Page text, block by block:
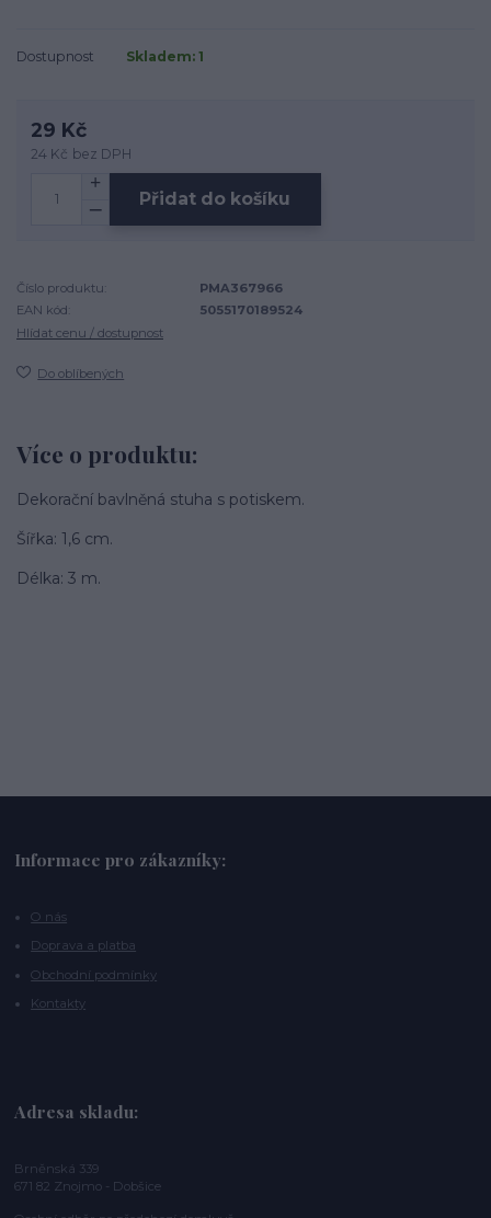
Dostupnost Skladem: 1
29 Kč
24 Kč bez DPH
Přidat do košíku
Číslo produktu:
PMA367966
EAN kód:
5055170189524
Hlídat cenu / dostupnost
Do oblíbených
Více o produktu:
Dekorační bavlněná stuha s potiskem.
Šířka: 1,6 cm.
Délka: 3 m.
Informace pro zákazníky:
O nás
Doprava a platba
Obchodní podmínky
Kontakty
Adresa skladu:
Brněnská 339
671 82 Znojmo - Dobšice